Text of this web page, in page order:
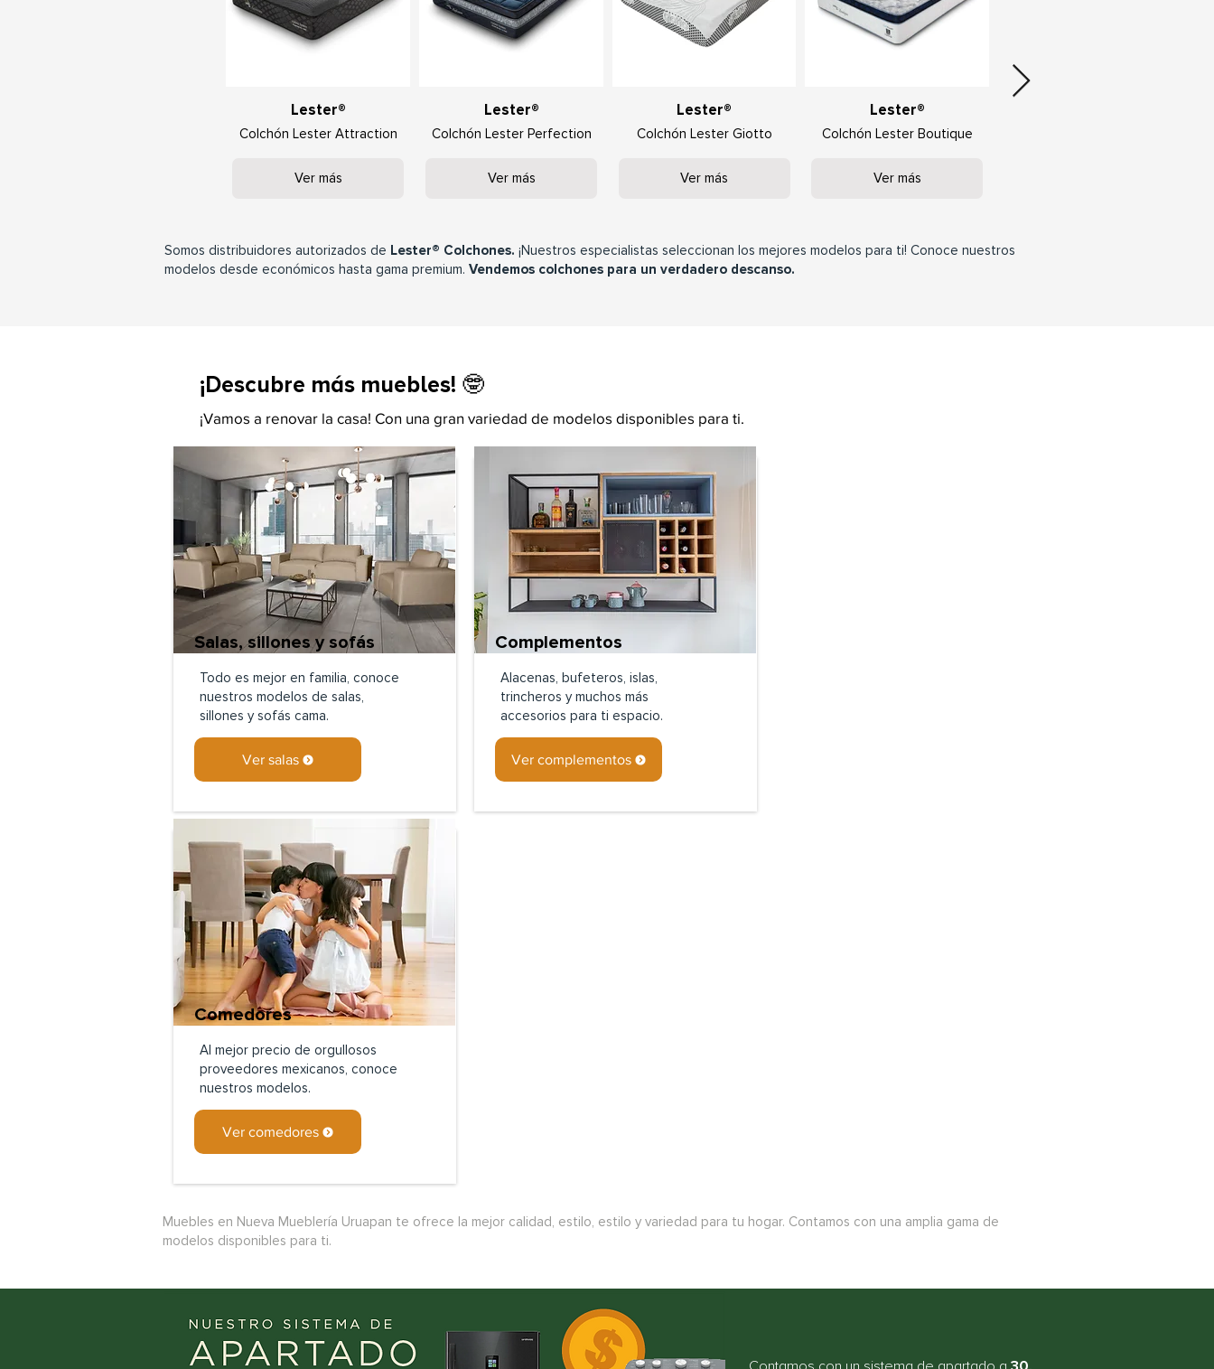
Lester®
Colchón Lester Attraction
Ver más
Lester®
Colchón Lester Perfection
Ver más
Lester®
Colchón Lester Giotto
Ver más
Lester®
Colchón Lester Boutique
Ver más
Somos distribuidores autorizados de Lester® Colchones. ¡Nuestros especialistas seleccionan los mejores modelos para ti! Conoce nuestros
modelos desde económicos hasta gama premium. Vendemos colchones para un verdadero descanso.
¡Descubre más muebles! 🤓
¡Vamos a renovar la casa! Con una gran variedad de modelos disponibles para ti.
Salas, sillones y sofás
Todo es mejor en familia, conoce
nuestros modelos de salas,
sillones y sofás cama.
Ver salas
Complementos
Alacenas, bufeteros, islas,
trincheros y muchos más
accesorios para ti espacio.
Ver complementos
Comedores
Al mejor precio de orgullosos
proveedores mexicanos, conoce
nuestros modelos.
Ver comedores
Muebles en Nueva Mueblería Uruapan te ofrece la mejor calidad, estilo, estilo y variedad para tu hogar. Contamos con una amplia gama de
modelos disponibles para ti.